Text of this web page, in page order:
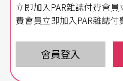
一樣的，只是由不同的人去
去改變想法，調適自己，朝
然後構思怎麼樣來演。
立即加入PAR雜誌付費會員
費會員立即加入PAR雜誌付
會員登入